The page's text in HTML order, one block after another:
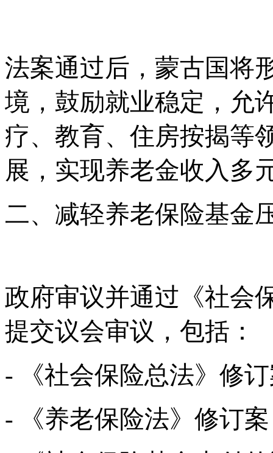
法案通过后，蒙古国将
境，鼓励就业稳定，允
疗、教育、住房按揭等
展，实现养老金收入多
二、减轻养老保险基金
政府审议并通过《社会
提交议会审议，包括：
- 《社会保险总法》修
- 《养老保险法》修订